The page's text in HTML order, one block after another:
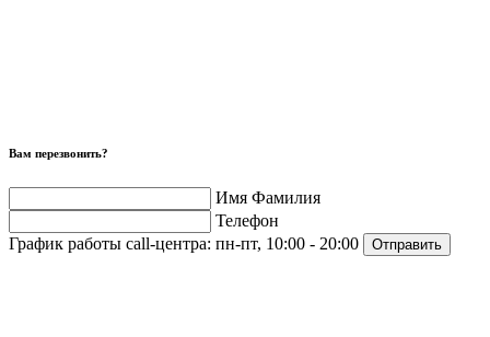
Вам перезвонить?
Имя Фамилия
Телефон
График работы call-центра: пн-пт, 10:00 - 20:00 Отправить